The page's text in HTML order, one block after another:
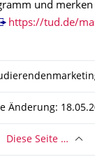
und merken
https://tud.de/
Änderung:
Diese Seite …